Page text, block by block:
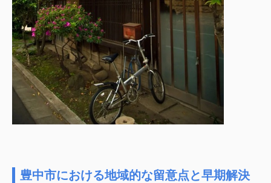
豊中市における地域的な留意点と早期解決